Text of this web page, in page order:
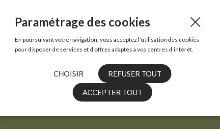
Paramétrage des cookies
En poursuivant votre navigation, vous acceptez l'utilisation des cookies
pour disposer de services et d'offres adaptés à vos centres d'intérêt.
CHOISIR REFUSER TOUT
ACCEPTER TOUT